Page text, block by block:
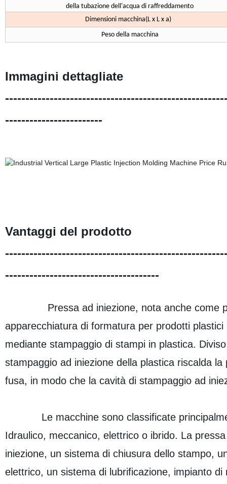
della tubazione dell'acqua di raffreddamento
Dimensioni macchina(L x L x a)
Peso della macchina
Immagini dettagliate
------------------------
Vantaggi del prodotto
--------------------------------------
Pressa ad iniezione, nota anche come
apparecchiatura di formatura per prodotti
mediante stampaggio di stampi in plastica.
stampaggio ad iniezione della plastica riscalda
fusa, in modo che la cavità di stampaggio ad
Le macchine sono classificate
Idraulico, meccanico, elettrico o ibrido. La
iniezione, un sistema di chiusura dello stampo,
elettrico, un sistema di lubrificazione, impianto